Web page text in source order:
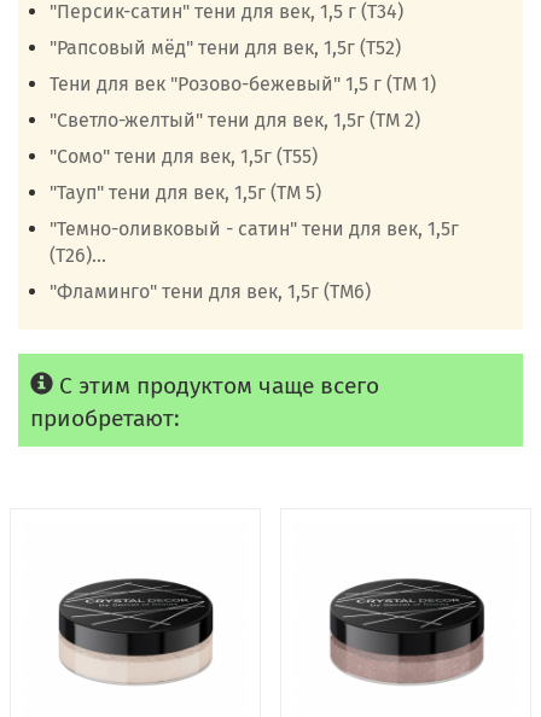
"Персик-сатин" тени для век, 1,5 г (Т34)
"Рапсовый мёд" тени для век, 1,5г (Т52)
Тени для век "Розово-бежевый" 1,5 г (ТМ 1)
"Светло-желтый" тени для век, 1,5г (ТМ 2)
"Сомо" тени для век, 1,5г (Т55)
"Тауп" тени для век, 1,5г (ТМ 5)
"Темно-оливковый - сатин" тени для век, 1,5г
(Т26)...
"Фламинго" тени для век, 1,5г (ТМ6)
С этим продуктом чаще всего
приобретают: